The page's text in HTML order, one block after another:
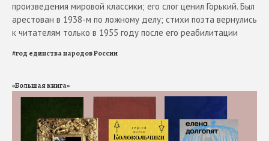
произведения мировой классики; его слог ценил Горький. Был
арестован в 1938-м по ложному делу; стихи поэта вернулись
к читателям только в 1955 году после его реабилитации
#год единства народов России
«Большая книга»